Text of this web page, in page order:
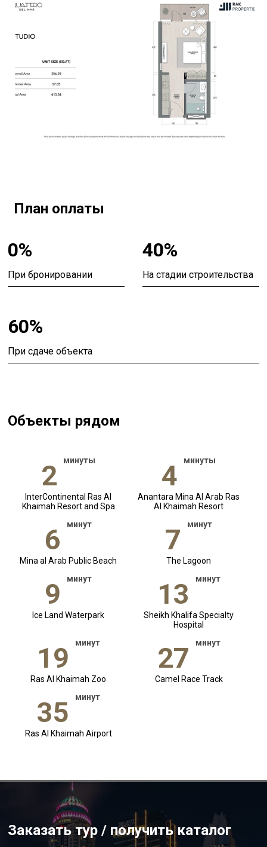
План оплаты
0%
При бронировании
40%
На стадии строительства
60%
При сдаче объекта
Объекты рядом
2 минуты
InterContinental Ras Al
Khaimah Resort and Spa
4 минуты
Anantara Mina Al Arab Ras
Al Khaimah Resort
6 минут
Mina al Arab Public Beach
7 минут
The Lagoon
9 минут
Ice Land Waterpark
13 минут
Sheikh Khalifa Specialty
Hospital
19 минут
Ras Al Khaimah Zoo
27 минут
Camel Race Track
35 минут
Ras Al Khaimah Airport
Заказать тур / получить каталог